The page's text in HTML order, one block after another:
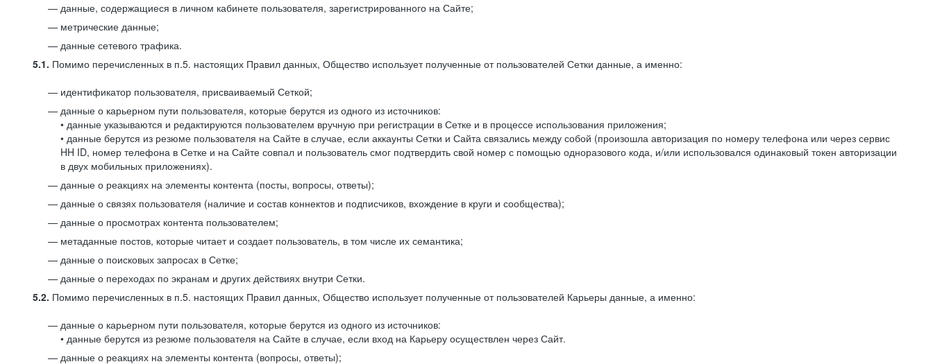
данные, содержащиеся в личном кабинете пользователя, зарегистрированного на Сайте;
метрические данные;
данные сетевого трафика.
5.1. Помимо перечисленных в п.5. настоящих Правил данных, Общество использует полученные от пользователей Сетки данные, а именно:
идентификатор пользователя, присваиваемый Сеткой;
данные о карьерном пути пользователя, которые берутся из одного из источников:
• данные указываются и редактируются пользователем вручную при регистрации в Сетке и в процессе использования приложения;
• данные берутся из резюме пользователя на Сайте в случае, если аккаунты Сетки и Сайта связались между собой (произошла авторизация по номеру телефона или через сервис
HH ID, номер телефона в Сетке и на Сайте совпал и пользователь смог подтвердить свой номер с помощью одноразового кода, и/или использовался одинаковый токен авторизации
в двух мобильных приложениях).
данные о реакциях на элементы контента (посты, вопросы, ответы);
данные о связях пользователя (наличие и состав коннектов и подписчиков, вхождение в круги и сообщества);
данные о просмотрах контента пользователем;
метаданные постов, которые читает и создает пользователь, в том числе их семантика;
данные о поисковых запросах в Сетке;
данные о переходах по экранам и других действиях внутри Сетки.
5.2. Помимо перечисленных в п.5. настоящих Правил данных, Общество использует полученные от пользователей Карьеры данные, а именно:
данные о карьерном пути пользователя, которые берутся из одного из источников:
• данные берутся из резюме пользователя на Сайте в случае, если вход на Карьеру осуществлен через Сайт.
данные о реакциях на элементы контента (вопросы, ответы);